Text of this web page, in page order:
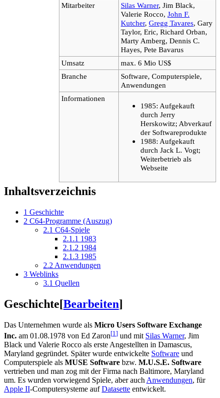
Mitarbeiter Silas Warner, Jim Black,
Valerie Rocco, John F.
Kutcher, Gregg Tavares, Gary
Taylor, Eric, Richard Orban,
Marty Amberg, Dennis C.
Hayes, Pete Bavarus
Umsatz
max. 6 Mio US$
Branche
Software, Computerspiele,
Anwendungen
Informationen
1985: Aufgekauft
durch Jerry
Herskowitz; Abverkauf
der Softwareprodukte
1988: Aufgekauft
durch Jack L. Vogt;
Weiterbetrieb als
Webseite
Inhaltsverzeichnis
1 Geschichte
2 C64-Programme (Auszug)
2.1 C64-Spiele
2.1.1 1983
2.1.2 1984
2.1.3 1985
2.2 Anwendungen
3 Weblinks
3.1 Quellen
Geschichte[Bearbeiten]
Das Unternehmen wurde als Micro Users Software Exchange
Inc. am 01.08.1978 von Ed Zaron[1 ] und mit Silas Warner, Jim
Black und Valerie Rocco als erste Angestellten in Damascus,
Maryland gegründet. Später wurde entwickelte Software und
Computerspiele als MUSE Software bzw. M.U.S.E. Software
vertrieben und man zog mit der Firma nach Baltimore, Maryland
um. Es wurden vorwiegend Spiele, aber auch Anwendungen, für
Apple II-Computersysteme aufDatasette entwickelt.